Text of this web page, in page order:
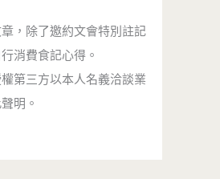
，除了邀約文會特別註記
消費食記心得。
第三方以本人名義洽談業
明。